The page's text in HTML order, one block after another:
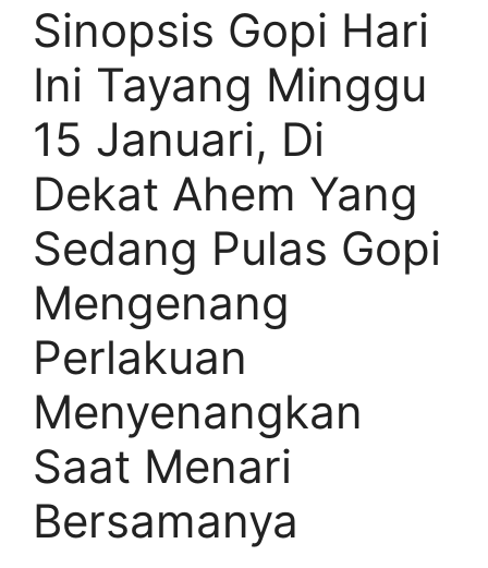
Sinopsis Gopi Hari
Ini Tayang Minggu
15 Januari, Di
Dekat Ahem Yang
Sedang Pulas Gopi
Mengenang
Perlakuan
Menyenangkan
Saat Menari
Bersamanya